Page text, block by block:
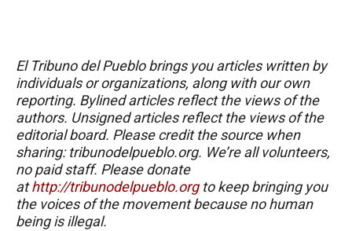
El Tribuno del Pueblo brings you articles written by
individuals or organizations, along with our own
reporting. Bylined articles reflect the views of the
authors. Unsigned articles reflect the views of the
editorial board. Please credit the source when
sharing: tribunodelpueblo.org. We’re all volunteers,
no paid staff. Please donate
athttp://tribunodelpueblo.orgto keep bringing you
the voices of the movement because no human
being is illegal.